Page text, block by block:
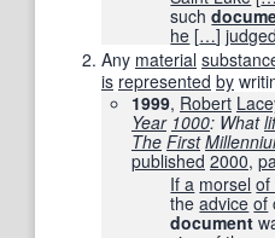
such
he […] judged
Any material
is represented by
1999, Robert
Year 1000: What
The First
published 2000,
If a morsel of
theadvice of
document